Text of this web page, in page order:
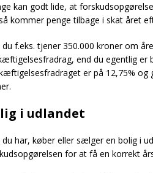
kan godt lide, at
kommer penge tilbage i skat året
du f.eks. tjener 350.000 kroner om
end du egentlig er
er på 12,75% og
i udlandet
du har, køber eller sælger en bolig i
for at få en korrekt